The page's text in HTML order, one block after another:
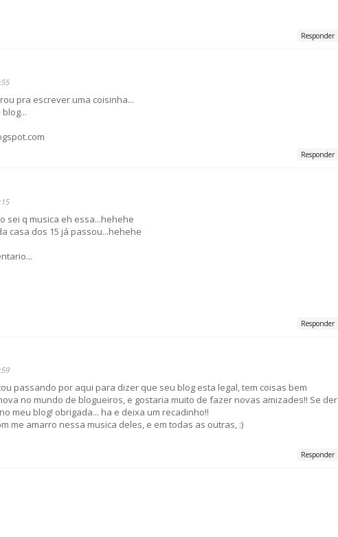
Responder
pra escrever uma coisinha...
Responder
sei q musica eh essa...hehehe
casa dos 15 já passou...hehehe
Responder
passando por aqui para dizer que seu blog esta legal, tem coisas bem
no mundo de blogueiros, e gostaria muito de fazer novas amizades!! Se der
meu blog! obrigada... ha e deixa um recadinho!!
me amarro nessa musica deles, e em todas as outras, :)
Responder